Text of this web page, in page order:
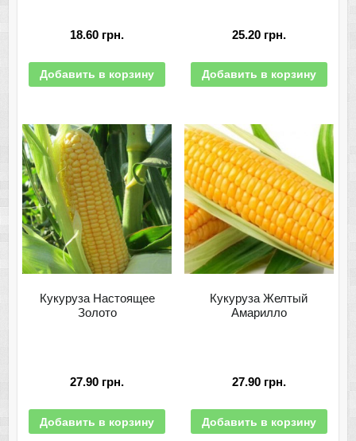
18.60 грн.
Добавить в корзину
25.20 грн.
Добавить в корзину
Кукуруза Настоящее
Золото
27.90 грн.
Добавить в корзину
Кукуруза Желтый
Амарилло
27.90 грн.
Добавить в корзину